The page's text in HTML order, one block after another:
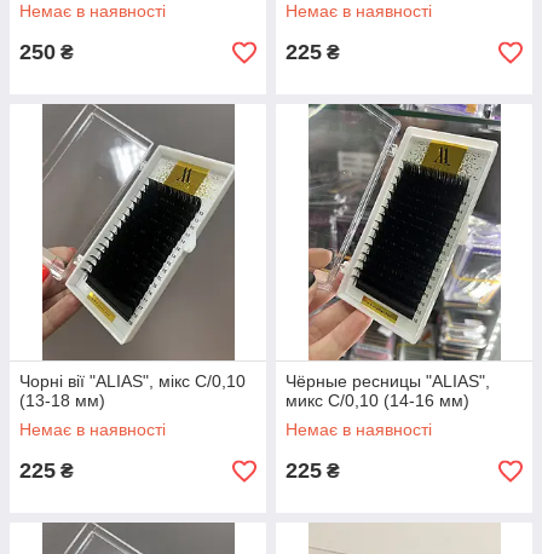
Немає в наявності
250 ₴
Немає в наявності
225 ₴
Чорні вії "ALIAS", мікс С/0,10
(13-18 мм)
Немає в наявності
225 ₴
Чёрные ресницы "ALIAS",
микс С/0,10 (14-16 мм)
Немає в наявності
225 ₴